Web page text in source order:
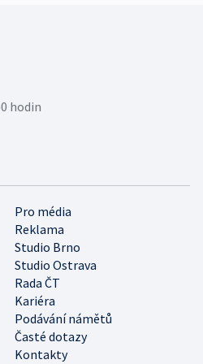
Pro média
Reklama
Studio Brno
Studio Ostrava
Rada ČT
Kariéra
Podávání námětů
Časté dotazy
Kontakty
hodin